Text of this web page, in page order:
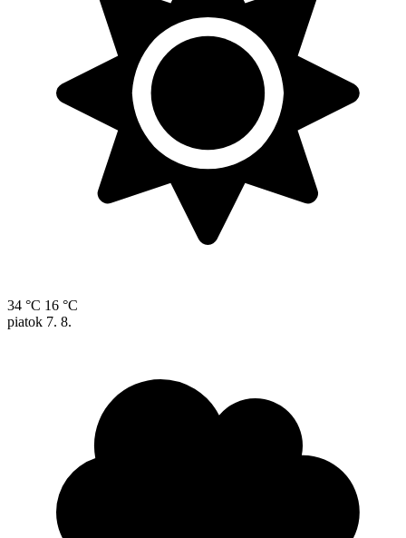
34 °C 16 °C
piatok 7. 8.